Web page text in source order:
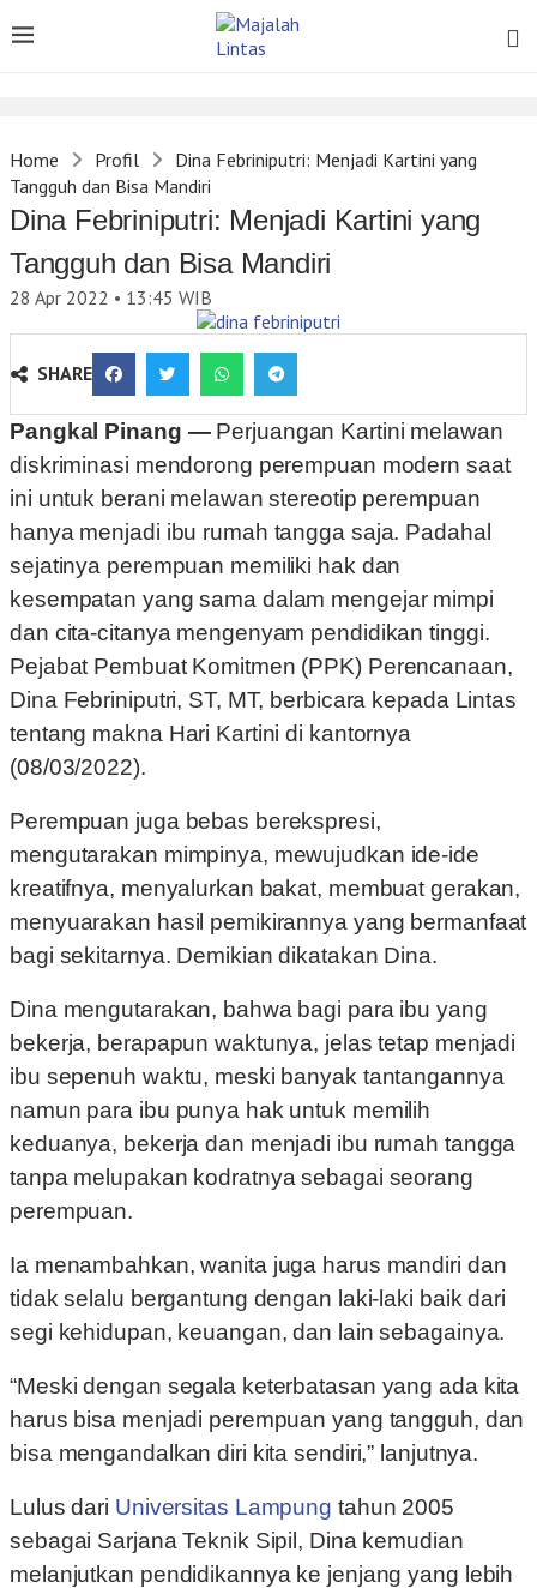
Home Profil
Dina Febriniputri: Menjadi Kartini yang
Tangguh dan Bisa Mandiri
Dina Febriniputri: Menjadi Kartini yang
Tangguh dan Bisa Mandiri
28 Apr 2022 • 13:45 WIB
SHARE
Pangkal Pinang — Perjuangan Kartini melawan
diskriminasi mendorong perempuan modern saat
ini untuk berani melawan stereotip perempuan
hanya menjadi ibu rumah tangga saja. Padahal
sejatinya perempuan memiliki hak dan
kesempatan yang sama dalam mengejar mimpi
dan cita-citanya mengenyam pendidikan tinggi.
Pejabat Pembuat Komitmen (PPK) Perencanaan,
Dina Febriniputri, ST, MT, berbicara kepada Lintas
tentang makna Hari Kartini di kantornya
(08/03/2022).
Perempuan juga bebas berekspresi,
mengutarakan mimpinya, mewujudkan ide-ide
kreatifnya, menyalurkan bakat, membuat gerakan,
menyuarakan hasil pemikirannya yang bermanfaat
bagi sekitarnya. Demikian dikatakan Dina.
Dina mengutarakan, bahwa bagi para ibu yang
bekerja, berapapun waktunya, jelas tetap menjadi
ibu sepenuh waktu, meski banyak tantangannya
namun para ibu punya hak untuk memilih
keduanya, bekerja dan menjadi ibu rumah tangga
tanpa melupakan kodratnya sebagai seorang
perempuan.
Ia menambahkan, wanita juga harus mandiri dan
tidak selalu bergantung dengan laki-laki baik dari
segi kehidupan, keuangan, dan lain sebagainya.
“Meski dengan segala keterbatasan yang ada kita
harus bisa menjadi perempuan yang tangguh, dan
bisa mengandalkan diri kita sendiri,” lanjutnya.
Lulus dari Universitas Lampung tahun 2005
sebagai Sarjana Teknik Sipil, Dina kemudian
melanjutkan pendidikannya ke jenjang yang lebih